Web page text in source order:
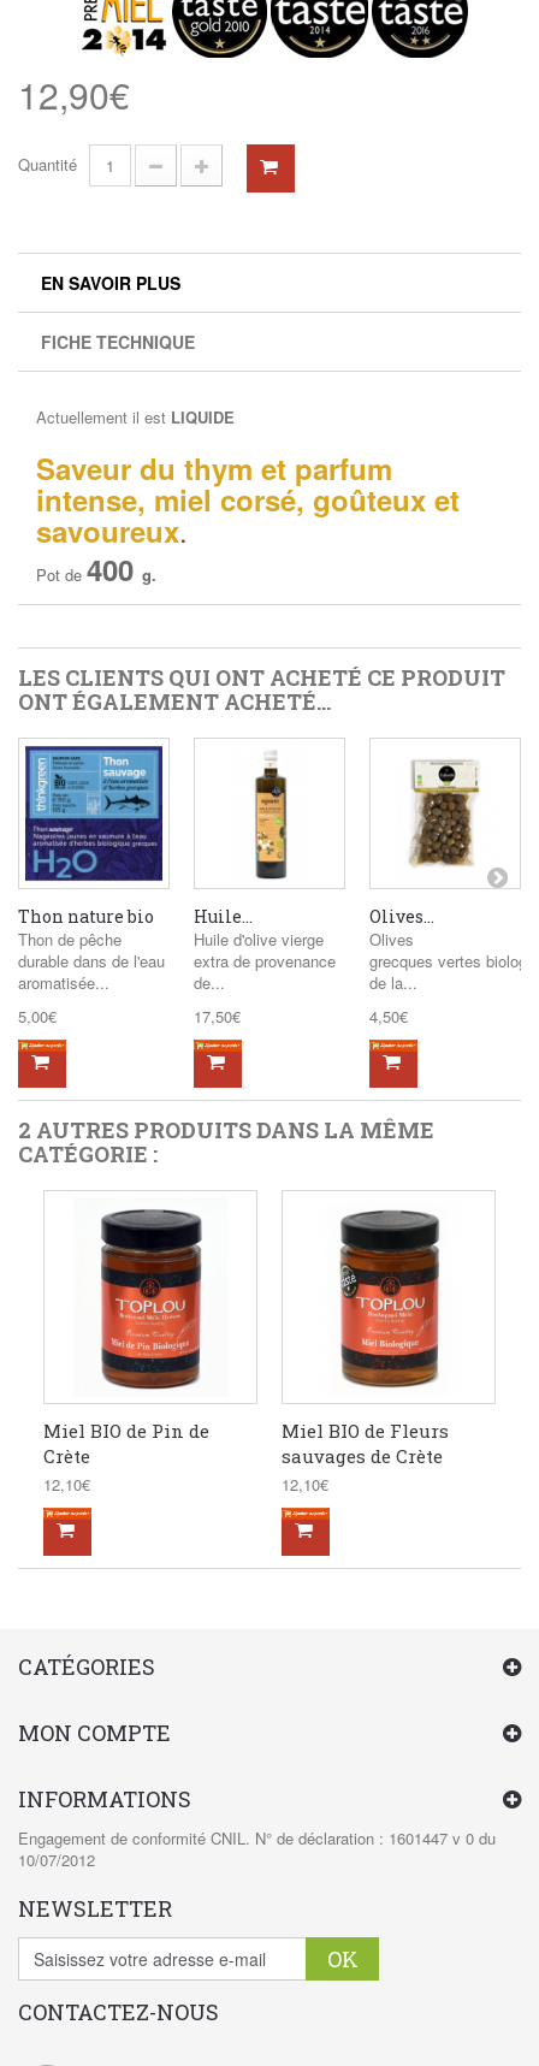
12,90€
Quantité
EN SAVOIR PLUS
FICHE TECHNIQUE
Actuellement il est LIQUIDE
Saveur du thym et parfum
intense, miel corsé, goûteux et
savoureux.
Pot de 400 g.
LES CLIENTS QUI ONT ACHETÉ CE PRODUIT
ONT ÉGALEMENT ACHETÉ...
Thon nature bio
Thon de pêche
durable dans de l'eau
aromatisée...
5,00€
Huile...
Huile d'olive vierge
extra de provenance
de...
17,50€
Olives...
Olives
grecques vertes
de la...
4,50€
2 AUTRES PRODUITS DANS LA MÊME
CATÉGORIE :
Miel BIO de Pin de
Crète
12,10€
Miel BIO de Fleurs
sauvages de Crète
12,10€
CATÉGORIES
MON COMPTE
INFORMATIONS
Engagement de conformité CNIL. N° de déclaration : 1601447 v 0 du
10/07/2012
NEWSLETTER
OK
CONTACTEZ-NOUS